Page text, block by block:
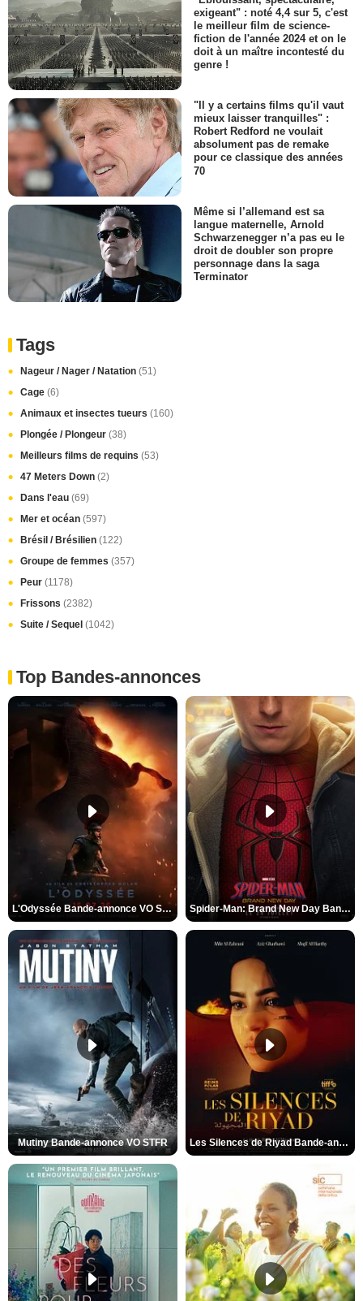
exigeant" : noté 4,4 sur 5, c'est
le meilleur film de science-
fiction de l'année 2024 et on le
doit à un maître incontesté du
genre !
"Il y a certains films qu'il vaut
mieux laisser tranquilles" :
Robert Redford ne voulait
absolument pas de remake
pour ce classique des années
70
Même si l’allemand est sa
langue maternelle, Arnold
Schwarzenegger n’a pas eu le
droit de doubler son propre
personnage dans la saga
Terminator
Tags
Nageur / Nager / Natation (51)
Cage (6)
Animaux et insectes tueurs (160)
Plongée / Plongeur (38)
Meilleurs films de requins (53)
47 Meters Down (2)
Dans l'eau (69)
Mer et océan (597)
Brésil / Brésilien (122)
Groupe de femmes (357)
Peur (1178)
Frissons (2382)
Suite / Sequel (1042)
Top Bandes-annonces
L'Odyssée Bande-annonce VO STFR Spider-Man: Brand New Day Bande-annonce VO STFR
Mutiny Bande-annonce VO STFR Les Silences de Riyad Bande-annonce VO STFR